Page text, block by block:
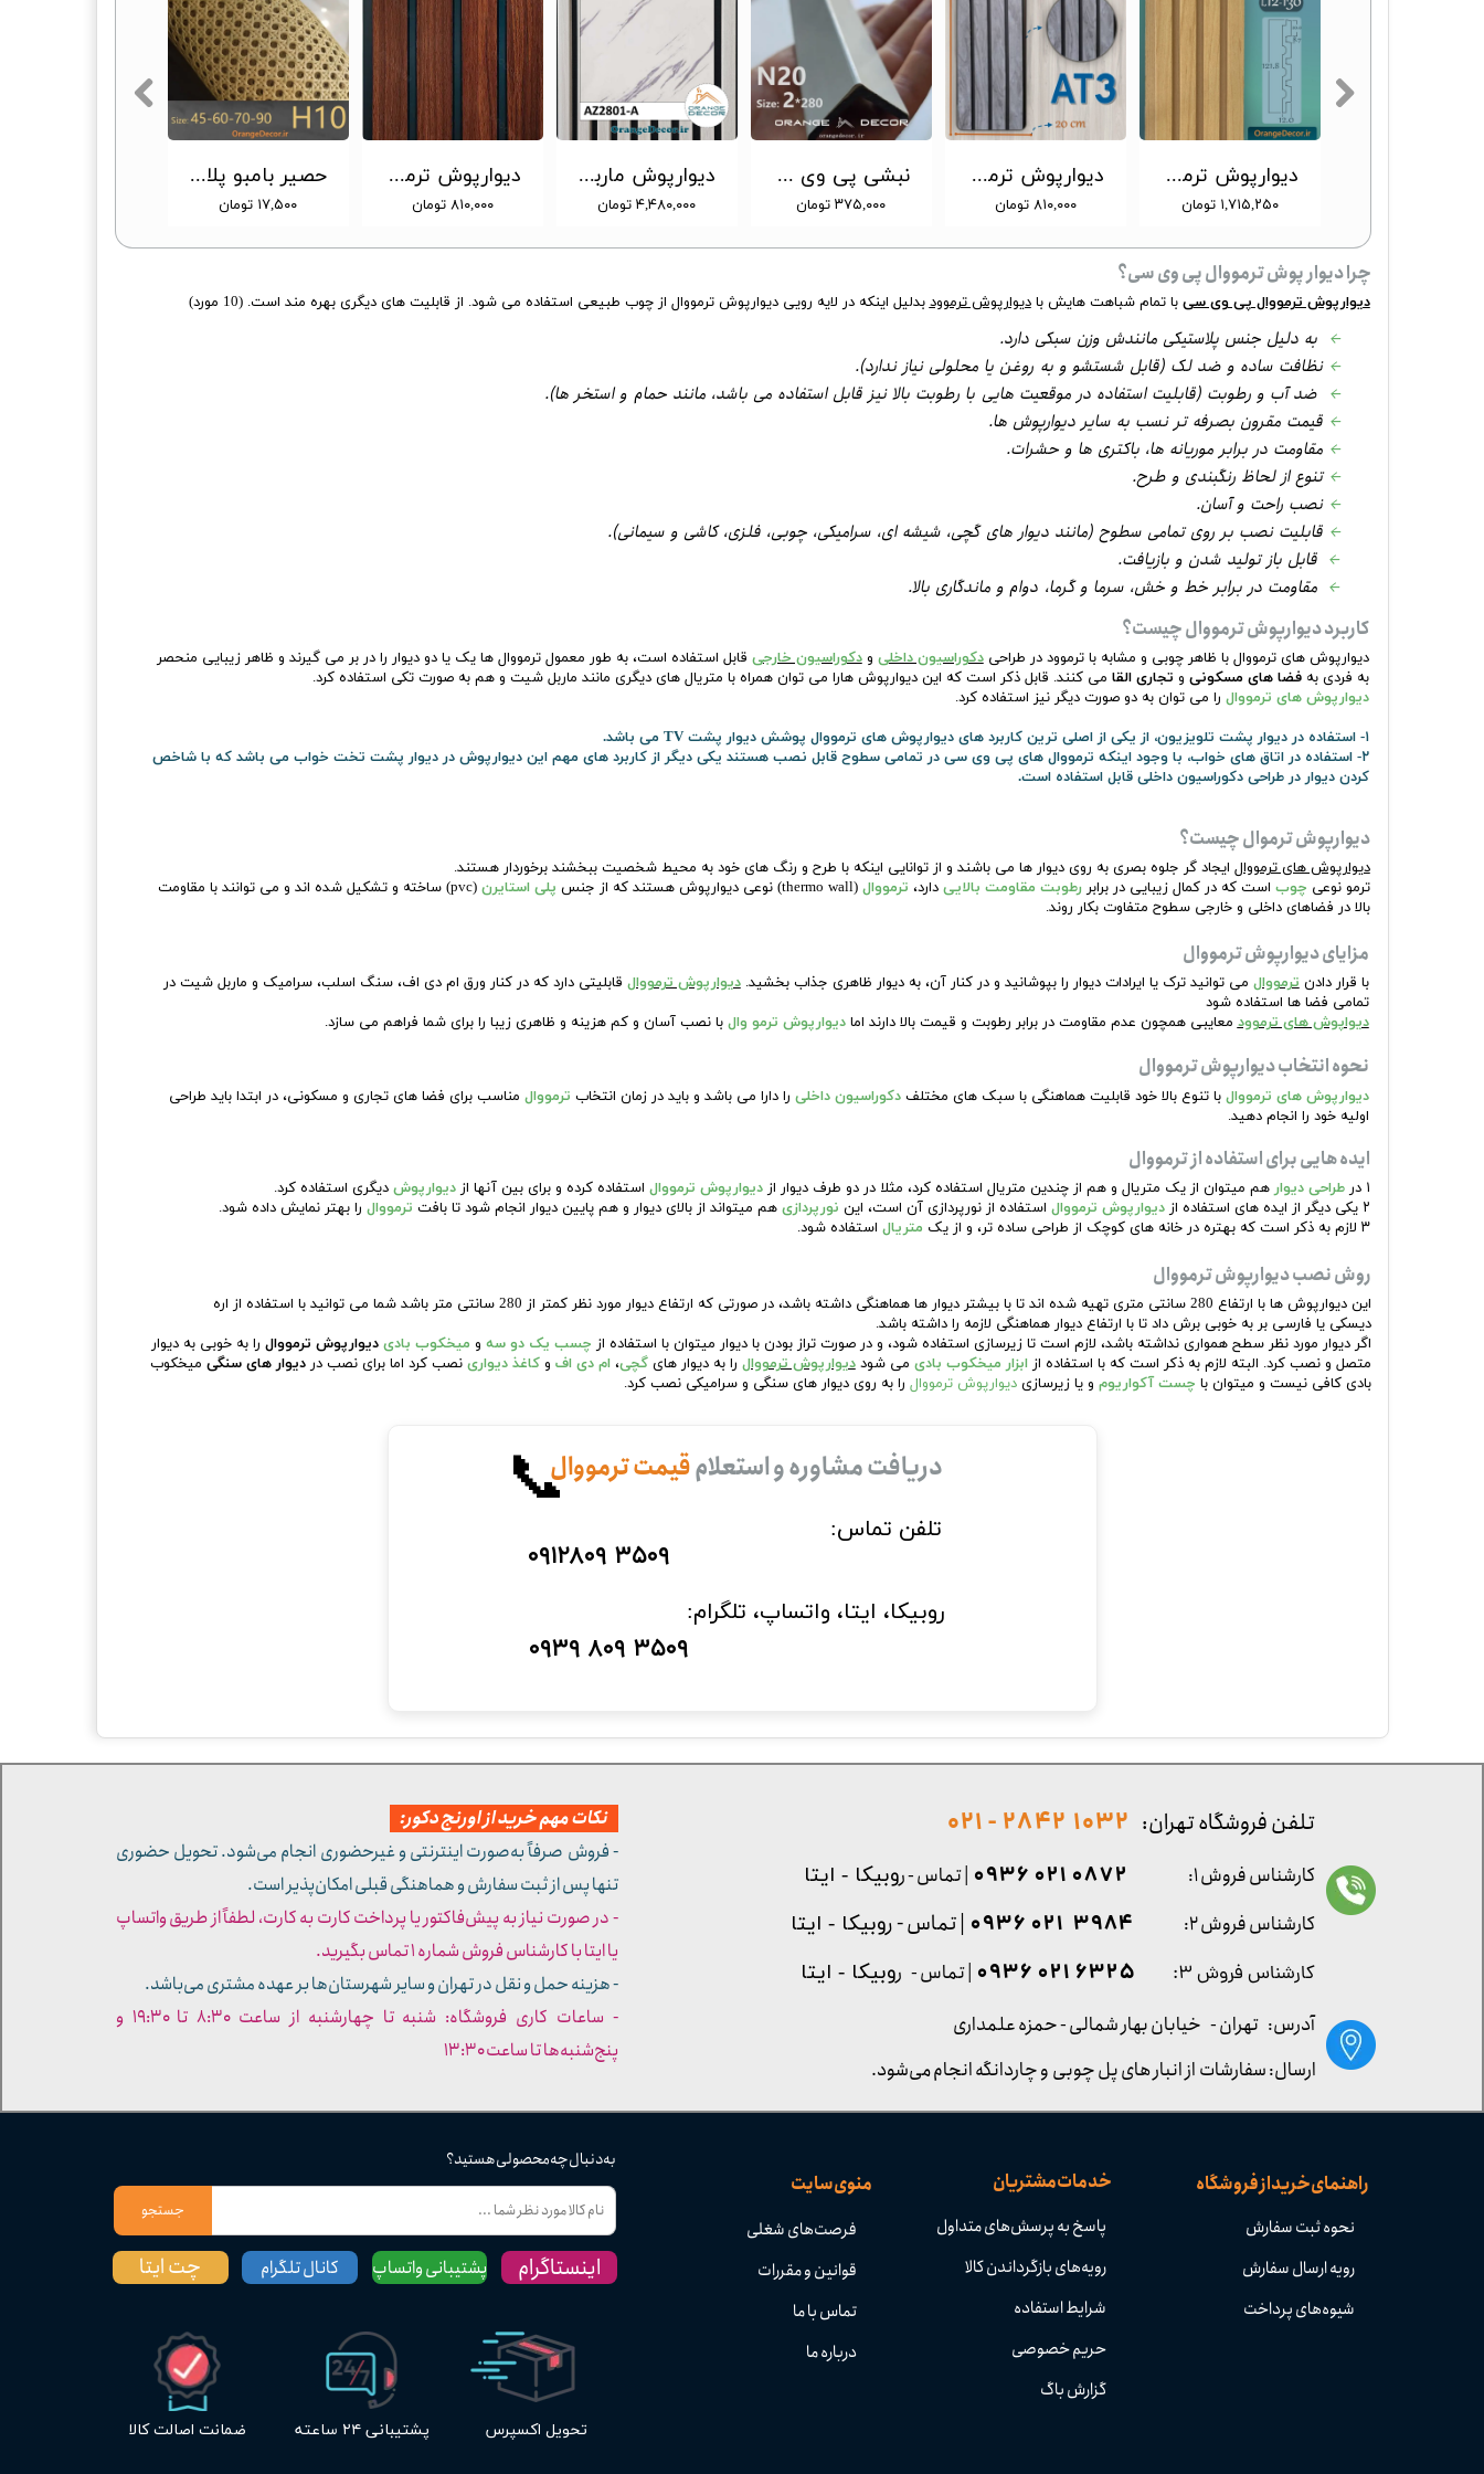
چرا دیوار پوش ترمووال پی وی سی؟
دیوارپوش ترمووال پی وی سی با تمام شباهت هایش بادیوارپوش ترموودبدلیل اینکه در لایه رویی دیوارپوش ترمووال از چوب طبیعی استفاده می شود. از قابلیت های دیگری بهره مند است. (10 مورد)
← به دلیل جنس پلاستیکی مانندش وزن سبکی دارد.​​​​​​​
← نظافت ساده و ضد لک (قابل شستشو و به روغن یا محلولی نیاز ندارد).​​​​​​​
← ضد آب و رطوبت (قابلیت استفاده در موقعیت هایی با رطوبت بالا نیز قابل استفاده می باشد، مانند حمام و استخر ها).
← قیمت مقرون بصرفه تر نسب به سایر دیوارپوش ها.
← مقاومت در برابر موریانه ها، باکتری ها و حشرات.
← تنوع از لحاظ رنگبندی و طرح.
← نصب راحت و آسان.
← قابلیت نصب بر روی تمامی سطوح (مانند دیوار های گچی، شیشه ای، سرامیکی، چوبی، فلزی، کاشی و سیمانی).​​​​​​​
← قابل باز تولید شدن و بازیافت.
← مقاومت در برابر خط و خش، سرما و گرما، دوام و ماندگاری بالا.
حصیر بامبو پلاستیکی pvc وارداتی طرح لانه زنبوری در عرض 45 تا 90 سانتی متر کد H10 [انبار تهران]
۱۷,۵۰۰ تومان
دیوارپوش ترمووال پی وی سی طرح چوب گردو 20 سانت PC12 [انبار تهران]
۸۱۰,۰۰۰ تومان
دیوارپوش ماربل شیت کد AZ2801-A [انبار تهران]
۴,۴۸۰,۰۰۰ تومان
نبشی پی وی سی رنگ سفید 3 سانتی متر کد N20 [انبار تهران]
۳۷۵,۰۰۰ تومان
دیوارپوش ترمووال پی وی سی رنگ طوسی 20 سانت کد AT3 [انبار تهران]
۸۱۰,۰۰۰ تومان
دیوارپوش ترمووال پی وی سی طرح ترموود 12 سانت کد L12-130 [انبار تهران]
۱,۷۱۵,۲۵۰ تومان
دریافت مشاوره و استعلامقیمت ترمووال📞
تلفن تماس:
​روبیکا، ایتا، واتساپ، تلگرام:
​۰۹۱۲۸۰۹ ۳۵۰۹
۰۹۳۹ ۸۰۹ ۳۵۰۹
کاربرد دیوارپوش ترمووال چیست؟
دیوارپوش های ترمووال با ظاهر چوبی و مشابه با ترموود در طراحیدکوراسیون داخلی ودکوراسیون خارجی قابل استفاده است، به طور معمول ترمووال ها یک یا دو دیوار را در بر می گیرند و ظاهر زیبایی منحصر
به فردی بهفضا های مسکونی و تجاری القا می کنند. قابل ذکر است که این دیوارپوش هارا می توان همراه با متریال های دیگری مانند ماربل شیت و هم به صورت تکی استفاده کرد.
دیوارپوش های ترمووال را می توان به دو صورت دیگر نیز استفاده کرد.
۱- استفاده در دیوار پشت تلویزیون، از یکی از اصلی ترین کاربرد های دیوارپوش های ترمووال پوشش دیوار پشت TV می باشد.
۲- استفاده در اتاق های خواب، با وجود اینکه ترمووال های پی وی سی در تمامی سطوح قابل نصب هستند یکی دیگر از کاربرد های مهم این دیوارپوش در دیوار پشت تخت خواب می باشد که با شاخص
کردن دیوار در طراحی دکوراسیون داخلی قابل استفاده است.
دیوارپوش ترموال چیست؟
دیوارپوش های ترمووال ایجاد گر جلوه بصری به روی دیوار ها می باشند و از توانایی اینکه با طرح و رنگ های خود به محیط شخصیت ببخشند برخوردار هستند.
ترمو نوعی چوب است که در کمال زیبایی در برابر رطوبت مقاومت بالایی دارد، ترمووال (thermo wall) نوعی دیوارپوش هستند که از جنس پلی استایرن
(pvc) ساخته و تشکیل شده اند و می توانند با مقاومت
بالا در فضاهای داخلی و خارجی سطوح متفاوت بکار روند.
مزایای دیوارپوش ترمووال
با قرار دادنترمووال می توانید ترک یا ایرادات دیوار را بپوشانید و در کنار آن، به دیوار ظاهری جذاب بخشید.دیوارپوش ترمووال قابلیتی دارد که در کنار ورق ام دی اف، سنگ اسلب، سرامیک و ماربل شیت در
تمامی فضا ها استفاده شود
دیواپوش های ترموودمعایبی همچون عدم مقاومت در برابر رطوبت و قیمت بالا دارند امادیوارپوش ترمو وال با نصب آسان و کم هزینه و ظاهری زیبا را برای شما فراهم می سازد.
نحوه انتخاب دیوارپوش ترمووال
دیوارپوش های ترمووال با تنوع بالا خود قابلیت هماهنگی با سبک های مختلفدکوراسیون داخلی را دارا می باشد و باید در زمان انتخاب ترمووال مناسب برای فضا های تجاری و مسکونی، در ابتدا باید طراحی
اولیه خود را انجام دهید.
ایده هایی برای استفاده از ترمووال
۱ در طراحی دیوار هم میتوان از یک متریال و هم از چندین متریال استفاده کرد، مثلا در دو طرف دیوار ازدیوارپوش ترمووال استفاده کرده و برای بین آنها ازدیوارپوش دیگری استفاده کرد.
۲ یکی دیگر از ایده های استفاده از
دیوارپوش ترمووال استفاده از نورپردازی آن است، این نورپردازی هم میتواند از بالای دیوار و هم پایین دیوار انجام شود تا بافت ترمووال را بهتر نمایش داده شود.
۳ لازم به ذکر است که بهتره در خانه های کوچک از طراحی ساده تر، و از یک
متریال استفاده شود.
روش نصب دیوارپوش ترمووال
این دیوارپوش ها با ارتفاع 280 سانتی متری تهیه شده اند تا با بیشتر دیوار ها هماهنگی داشته باشد، در صورتی که ارتفاع دیوار مورد نظر کمتر از 280 سانتی متر باشد شما می توانید با استفاده از اره
دیسکی یا فارسی بر به خوبی برش داد تا با ارتفاع دیوار هماهنگی لازمه را داشته باشد.
اگر دیوار مورد نظر سطح همواری نداشته باشد، لازم است تا زیرسازی استفاده شود، و در صورت تراز بودن با دیوار میتوان با استفاده از چسب یک دو سه و میخکوب بادی دیوارپوش ترمووال را به خوبی به دیوار
متصل و نصب کرد. البته لازم به ذکر است که با استفاده از ابزار میخکوب بادی می شوددیوارپوش ترمووال را به دیوار هایگچی، ام دی اف وکاغذ دیواری نصب کرد اما برای نصب دردیوار های سنگی میخکوب
بادی کافی نیست و میتوان با چست آکواریوم و یا زیرسازیدیوارپوش ترمووال را به روی دیوار های سنگی و سرامیکی نصب کرد.
تحویل اکسپرس پشتیبانی ۲۴ ساعته ضمانت اصالت کالا
راهنمای خرید از فروشگاه
نحوه ثبت سفارش
رویه ارسال سفارش
شیوه‌های پرداخت
خدمات مشتریان
پاسخ به پرسش‌های متداول
رویه‌های بازگرداندن کالا
شرایط استفاده
حریم خصوصی
گزارش باگ
منوی سایت
فرصت‌های شغلی
قوانین و مقررات
تماس با ما
درباره ما
به دنبال چه محصولی هستید؟
جستجو
پشتیبانی واتساپ چت ایتا کانال تلگرام اینستاگرام
کارشناس فروش ۳: ۶۳۲۵ ۰۲۱ ۰۹۳۶ | تماس - روبیکا - ایتا
آدرس: تهران - خیابان بهار شمالی - حمزه علمداری
تلفن فروشگاه تهران: 1032 2842 - 021
نکات مهم خرید از اورنج دکور:
- فروش صرفاً به‌صورت اینترنتی و غیرحضوری انجام می‌شود. تحویل حضوری
تنها پس از ثبت سفارش و هماهنگی قبلی امکان‌پذیر است.
- در صورت نیاز به پیش‌فاکتور یا پرداخت کارت به کارت، لطفاً از طریق واتساپ
یا ایتا با کارشناس فروش شماره ۱ تماس بگیرید.
- هزینه حمل و نقل در تهران و سایر شهرستان‌ها بر عهده مشتری می‌باشد.
- ساعات کاری فروشگاه: شنبه تا چهارشنبه از ساعت ۸:۳۰ تا ۱۹:۳۰ و
پنج‌شنبه‌ها تا ساعت ۱۳:۳۰​​​​​​​
کارشناس فروش ۱: 0872 021 0936 | تماس - روبیکا - ایتا
کارشناس فروش ۲:
۳۹۸۴ ۰۲۱ ۰۹۳۶ | تماس - روبیکا - ایتا
ارسال: سفارشات از انبار های پل چوبی و چاردانگه انجام می‌شود.